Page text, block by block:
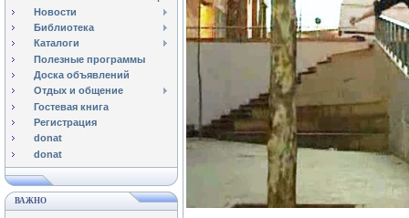
Новости
Библиотека
Каталоги
Полезные программы
Доска объявлений
Отдых и общение
Гостевая книга
Регистрация
donat
donat
ВАЖНО